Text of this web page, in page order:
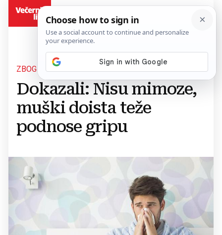
ZBOG HORMONA
Dokazali: Nisu mimoze,
muški doista teže
podnose gripu